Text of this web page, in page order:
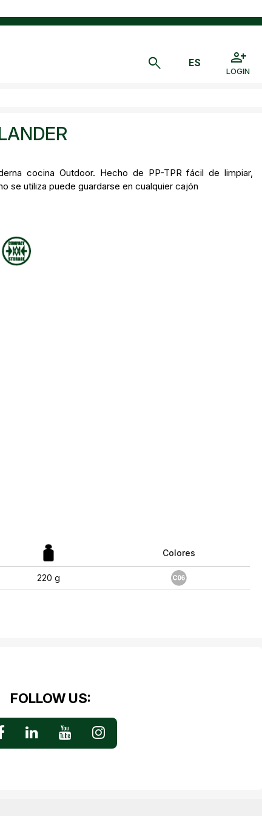
LOGIN
cocina Outdoor. Hecho de PP-TPR fácil de limpiar,
se utiliza puede guardarse en cualquier cajón
Colores
220 g
FOLLOW US: